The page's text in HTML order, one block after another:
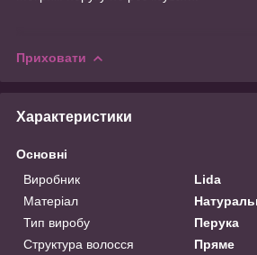
Приховати
Характеристики
Основні
Виробник
Lida
Матеріал
Тип виробу
Перука
Структура волосся
Пряме